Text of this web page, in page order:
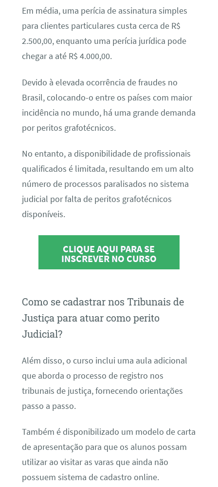
Em média, uma perícia de assinatura simples
para clientes particulares custa cerca de R$
2.500,00, enquanto uma perícia jurídica pode
chegar a até R$ 4.000,00.
Devido à elevada ocorrência de fraudes no
Brasil, colocando-o entre os países com maior
incidência no mundo, há uma grande demanda
por peritos grafotécnicos.
No entanto, a disponibilidade de profissionais
qualificados é limitada, resultando em um alto
número de processos paralisados no sistema
judicial por falta de peritos grafotécnicos
disponíveis.
CLIQUE AQUI PARA SE
INSCREVER NO CURSO
Como se cadastrar nos Tribunais de
Justiça para atuar como perito
Judicial?
Além disso, o curso inclui uma aula adicional
que aborda o processo de registro nos
tribunais de justiça, fornecendo orientações
passo a passo.
Também é disponibilizado um modelo de carta
de apresentação para que os alunos possam
utilizar ao visitar as varas que ainda não
possuem sistema de cadastro online.